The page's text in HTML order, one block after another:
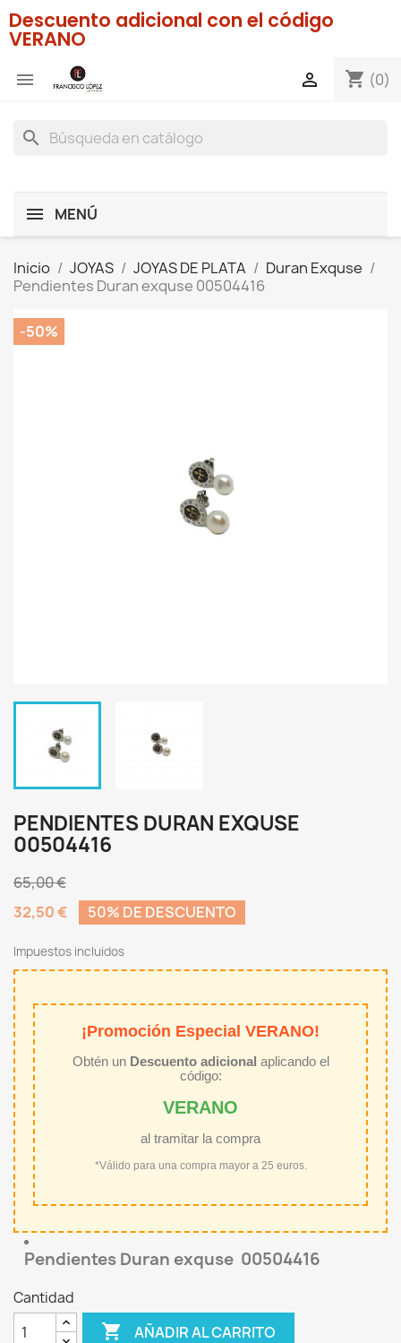
Descuento adicional con el código
VERANO
 shopping_cart (0)

search
MENÚ
Inicio JOYAS JOYAS DE PLATA
Duran Exquse
Pendientes Duran exquse 00504416
-50%
PENDIENTES DURAN EXQUSE
00504416
65,00 €
32,50 €
50% DE DESCUENTO
Impuestos incluidos
¡Promoción Especial VERANO!
Obtén un Descuento adicional aplicando el
código:
VERANO
al tramitar la compra
*Válido para una compra mayor a 25 euros.
Pendientes Duran exquse 00504416
Cantidad
 AÑADIR AL CARRITO